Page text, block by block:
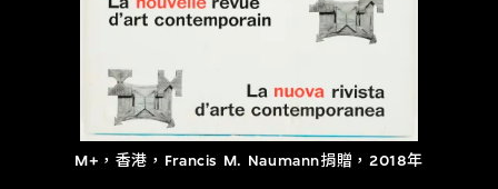
M+，香港，Francis M. Naumann捐贈，2018年
探索世界頂級的二十及二十一世紀視覺
文化藏品。